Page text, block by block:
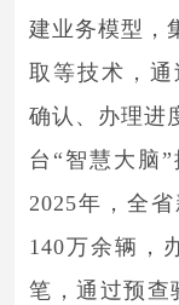
建业务模型，
取等技术，
确认、办理进
台“智慧大脑
2025年，全
140万余辆，
笔，通过预查